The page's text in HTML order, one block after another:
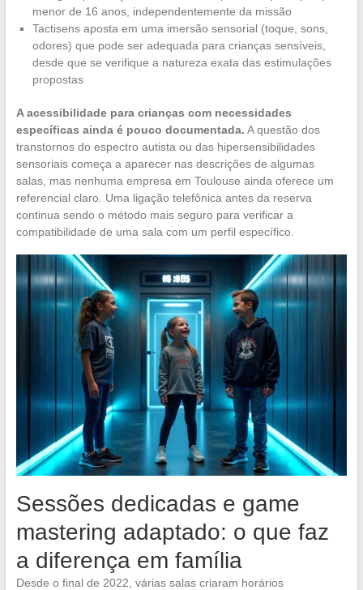
menor de 16 anos, independentemente da missão
Tactisens aposta em uma imersão sensorial (toque, sons,
odores) que pode ser adequada para crianças sensíveis,
desde que se verifique a natureza exata das estimulações
propostas
A acessibilidade para crianças com necessidades
específicas ainda é pouco documentada. A questão dos
transtornos do espectro autista ou das hipersensibilidades
sensoriais começa a aparecer nas descrições de algumas
salas, mas nenhuma empresa em Toulouse ainda oferece um
referencial claro. Uma ligação telefônica antes da reserva
continua sendo o método mais seguro para verificar a
compatibilidade de uma sala com um perfil específico.
Sessões dedicadas e game
mastering adaptado: o que faz
a diferença em família
Desde o final de 2022, várias salas criaram horários